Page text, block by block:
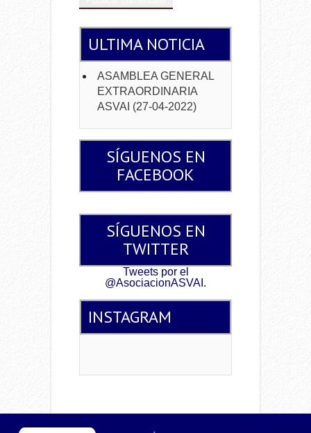
ULTIMA NOTICIA
ASAMBLEA GENERAL
EXTRAORDINARIA
ASVAI (27-04-2022)
SÍGUENOS EN
FACEBOOK
SÍGUENOS EN
TWITTER
Tweets por el
@AsociacionASVAI.
INSTAGRAM